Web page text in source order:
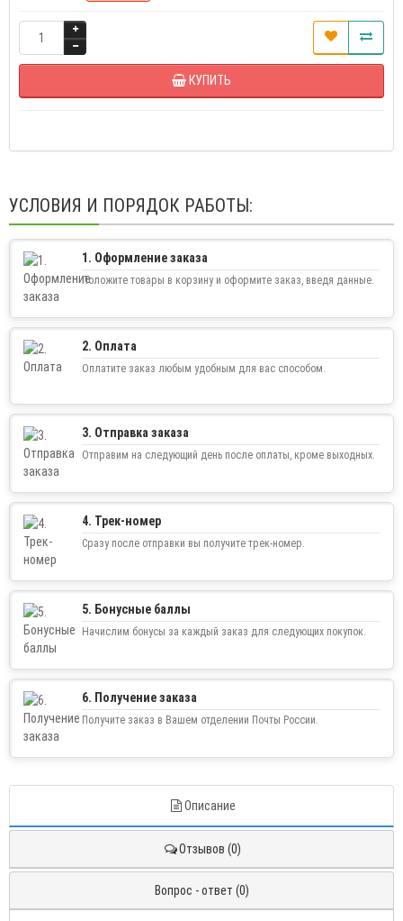
КУПИТЬ
УСЛОВИЯ И ПОРЯДОК РАБОТЫ:
1. Оформление заказа
Положите товары в корзину и оформите заказ, введя данные.
2. Оплата
Оплатите заказ любым удобным для вас способом.
3. Отправка заказа
Отправим на следующий день после оплаты, кроме выходных.
4. Трек-номер
Сразу после отправки вы получите трек-номер.
5. Бонусные баллы
Начислим бонусы за каждый заказ для следующих покупок.
6. Получение заказа
Получите заказ в Вашем отделении Почты России.
Описание
Отзывов (0)
Вопрос - ответ (0)